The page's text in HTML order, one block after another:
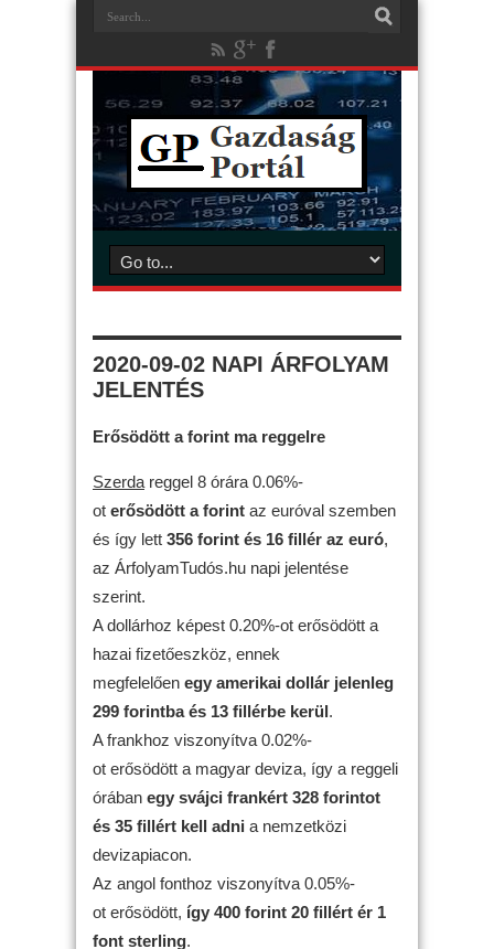
2020-09-02 NAPI ÁRFOLYAM
JELENTÉS
Erősödött a forint ma reggelre
Szerda reggel 8 órára 0.06%-
ot erősödött a forint az euróval szemben
és így lett 356 forint és 16 fillér az euró,
az ÁrfolyamTudós.hu napi jelentése
szerint.
A dollárhoz képest 0.20%-ot erősödött a
hazai fizetőeszköz, ennek
megfelelően egy amerikai dollár jelenleg
299 forintba és 13 fillérbe kerül.
A frankhoz viszonyítva 0.02%-
ot erősödött a magyar deviza, így a reggeli
órában egy svájci frankért 328 forintot
és 35 fillért kell adni a nemzetközi
devizapiacon.
Az angol fonthoz viszonyítva 0.05%-
ot erősödött, így 400 forint 20 fillért ér 1
font sterling.